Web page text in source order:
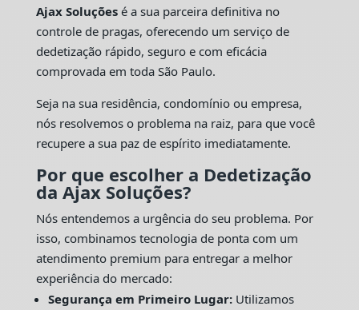
Ajax Soluçõesé a sua parceira definitiva no
controle de pragas, oferecendo um serviço de
dedetização rápido, seguro e com eficácia
comprovada em toda São Paulo.
Seja na sua residência, condomínio ou empresa,
nós resolvemos o problema na raiz, para que você
recupere a sua paz de espírito imediatamente.
Por que escolher a Dedetização
da Ajax Soluções?
Nós entendemos a urgência do seu problema. Por
isso, combinamos tecnologia de ponta com um
atendimento premium para entregar a melhor
experiência do mercado:
Segurança em Primeiro Lugar:Utilizamos